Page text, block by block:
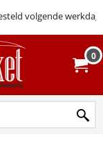
volgende werkdag
0